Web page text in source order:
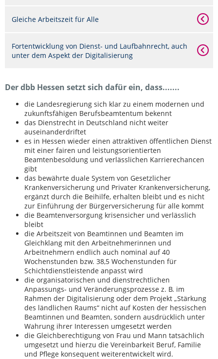
Gleiche Arbeitszeit für Alle
Fortentwicklung von Dienst- und Laufbahnrecht, auch
unter dem Aspekt der Digitalisierung
Der dbb Hessen setzt sich dafür ein, dass.......
die Landesregierung sich klar zu einem modernen und
zukunftsfähigen Berufsbeamtentum bekennt
das Dienstrecht in Deutschland nicht weiter
auseinanderdriftet
es in Hessen wieder einen attraktiven öffentlichen Dienst
mit einer fairen und leistungsorientierten
Beamtenbesoldung und verlässlichen Karrierechancen
gibt
das bewährte duale System von Gesetzlicher
Krankenversicherung und Privater Krankenversicherung,
ergänzt durch die Beihilfe, erhalten bleibt und es nicht
zur Einführung der Bürgerversicherung für alle kommt
die Beamtenversorgung krisensicher und verlässlich
bleibt
die Arbeitszeit von Beamtinnen und Beamten im
Gleichklang mit den Arbeitnehmerinnen und
Arbeitnehmern endlich auch nominal auf 40
Wochenstunden bzw. 38,5 Wochenstunden für
Schichtdienstleistende anpasst wird
die organisatorischen und dienstrechtlichen
Anpassungs- und Veränderungsprozesse z. B. im
Rahmen der Digitalisierung oder dem Projekt „Stärkung
des ländlichen Raums“ nicht auf Kosten der hessischen
Beamtinnen und Beamten, sondern ausdrücklich unter
Wahrung ihrer Interessen umgesetzt werden
die Gleichberechtigung von Frau und Mann tatsächlich
umgesetzt und hierzu die Vereinbarkeit Beruf, Familie
und Pflege konsequent weiterentwickelt wird.